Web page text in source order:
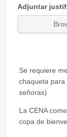
Adjuntar
Se requiere
chaqueta
señoras)
La CENA
copa de